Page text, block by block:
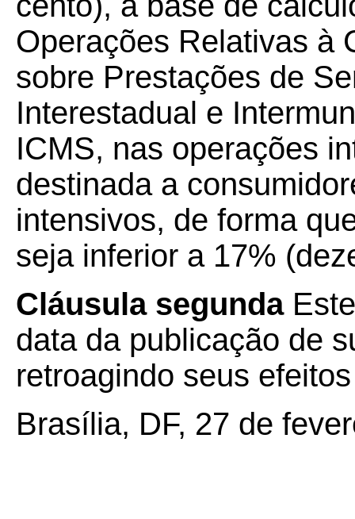
Operações Relativas à
sobre Prestações de
Interestadual e
ICMS, nas operações
destinada a
intensivos, de forma
seja inferior a 17%
Cláusula segunda
data da publicação de
retroagindo seus
Brasília, DF, 27 de